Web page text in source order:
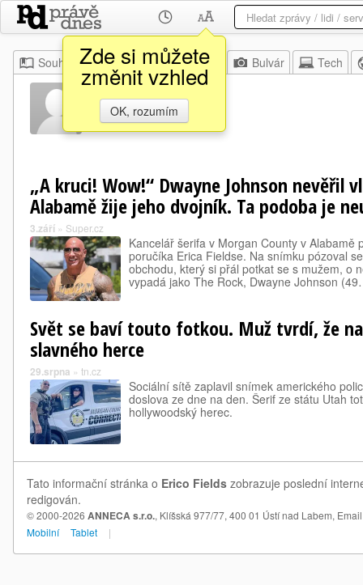
Zde si můžete
změnit vzhled
OK, rozumím
Souhrn Moje Z domova Bulvár Tech
Erico Fields
„A kruci! Wow!“ Dwayne Johnson nevěřil
Alabamě žije jeho dvojník. Ta podoba je
3.září » Super.cz
Kancelář šerifa v Morgan County v Alabamě
poručíka Erica Fieldse. Na snímku pózoval
obchodu, který si přál potkat se s mužem, o
vypadá jako The Rock, Dwayne Johnson
Svět se baví touto fotkou. Muž tvrdí, že
slavného herce
29.srpna » tn.cz
Sociální sítě zaplavil snímek amerického
doslova ze dne na den. Šerif ze státu Utah
hollywoodský herec.
Tato informační stránka o Erico Fields zobrazuje poslední
redigován.
© 2000-2026 ANNECA s.r.o., Klíšská 977/77, 400 01 Ústí nad Labem,
Mobilní
Tablet |